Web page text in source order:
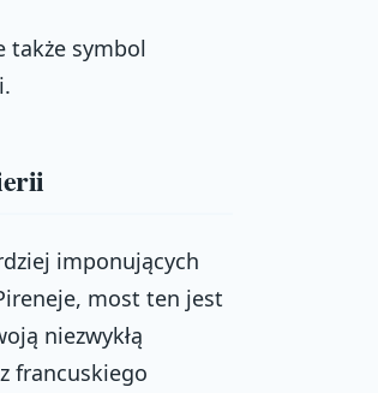
także symbol
imponujących
most ten jest
niezwykłą
francuskiego